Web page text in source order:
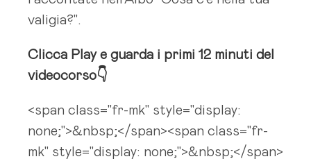
valigia?".
Clicca Play e guarda i primi 12 minuti del
videocorso👇
<span class="fr-mk" style="display:
none;">&nbsp;</span><span class="fr-
mk" style="display: none;">&nbsp;</span>